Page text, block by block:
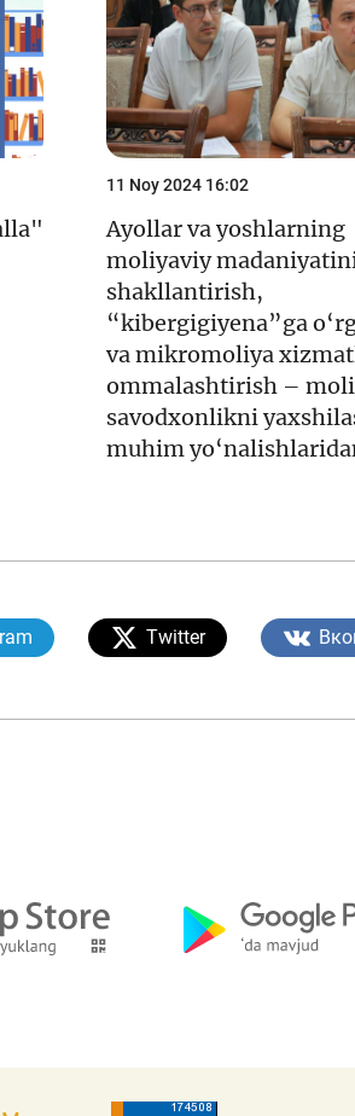
11 Noy 2024 16:02
Ayollar va yoshlarning
moliyaviy
shakllantirish,
“kibergigiyena”ga
va mikromoliya
ommalashtirish –
savodxonlikni
muhim
Twitter